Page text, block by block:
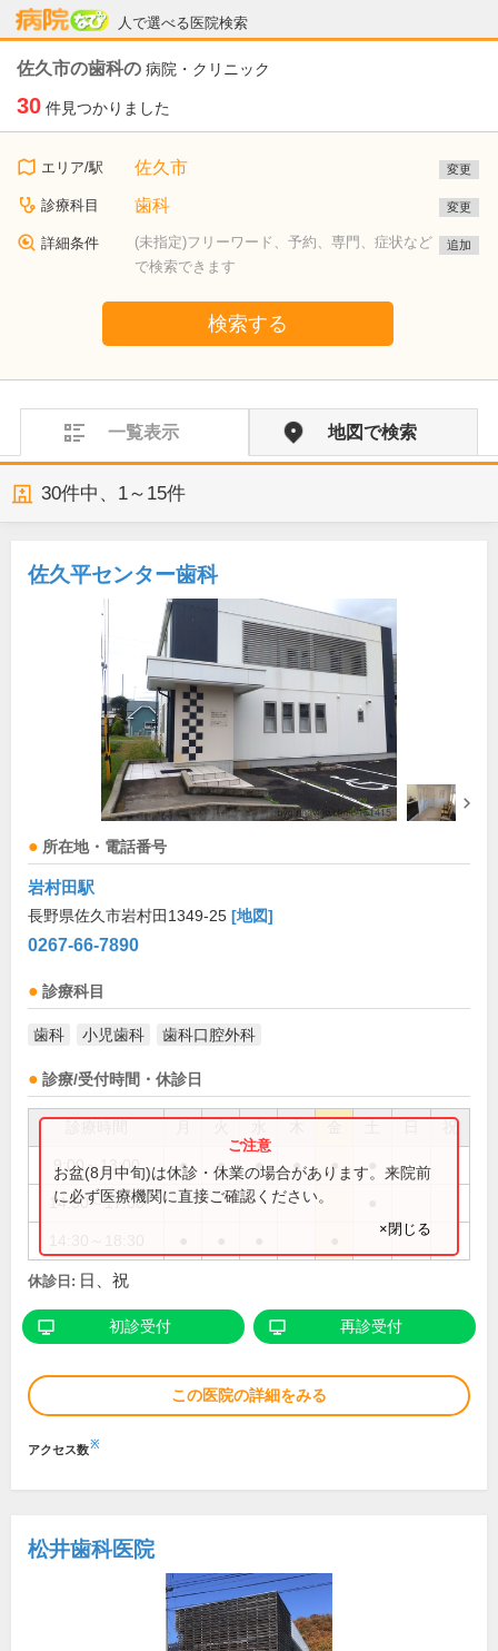
人で選べる医院検索
病院なび
佐久市の歯科の 病院・クリニック
30 件見つかりました
エリア/駅 佐久市 変更
診療科目 歯科 変更
詳細条件
(未指定)フリーワード、予約、専門、症状など
で検索できます
追加
検索する
一覧表示 地図で検索
30件中、 1～15件
佐久平センター歯科
所在地・電話番号
岩村田駅
長野県佐久市岩村田1349-25 [地図]
0267-66-7890
診療科目
歯科 小児歯科 歯科口腔外科
診療/受付時間・休診日
祝
9:00～13:00 ● ● ● ● ●
14:30～17:00
お盆(8月中旬)は休診・休業の場合があります。来院前
に必ず医療機関に直接ご確認ください。
×閉じる
休診日: 日、祝
初診受付 再診受付
この医院の詳細をみる
アクセス数※
松井歯科医院